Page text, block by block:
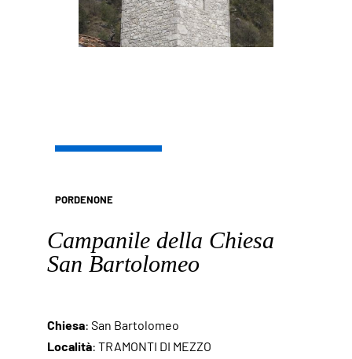
PORDENONE
Campanile della Chiesa
San Bartolomeo
Chiesa: San Bartolomeo
Località: TRAMONTI DI MEZZO